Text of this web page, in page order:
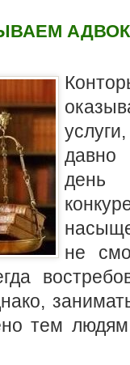
давно
день
не
тем